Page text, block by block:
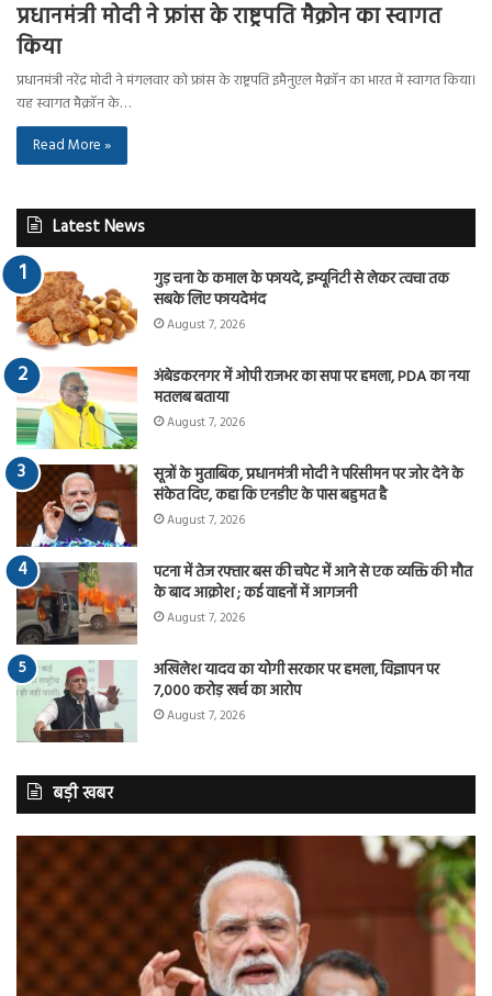
प्रधानमंत्री मोदी ने फ्रांस के राष्ट्रपति मैक्रोन का स्वागत
किया
प्रधानमंत्री नरेंद्र मोदी ने मंगलवार को फ्रांस के राष्ट्रपति इमैनुएल मैक्रॉन का भारत में स्वागत किया।
यह स्वागत मैक्रॉन के…
Read More »
Latest News
गुड़ चना के कमाल के फायदे, इम्यूनिटी से लेकर त्वचा तक
सबके लिए फायदेमंद
August 7, 2026
अंबेडकरनगर में ओपी राजभर का सपा पर हमला, PDA का नया
मतलब बताया
August 7, 2026
सूत्रों के मुताबिक, प्रधानमंत्री मोदी ने परिसीमन पर जोर देने के
संकेत दिए, कहा कि एनडीए के पास बहुमत है
August 7, 2026
पटना में तेज रफ्तार बस की चपेट में आने से एक व्यक्ति की मौत
के बाद आक्रोश ; कई वाहनों में आगजनी
August 7, 2026
अखिलेश यादव का योगी सरकार पर हमला, विज्ञापन पर
7,000 करोड़ खर्च का आरोप
August 7, 2026
बड़ी खबर